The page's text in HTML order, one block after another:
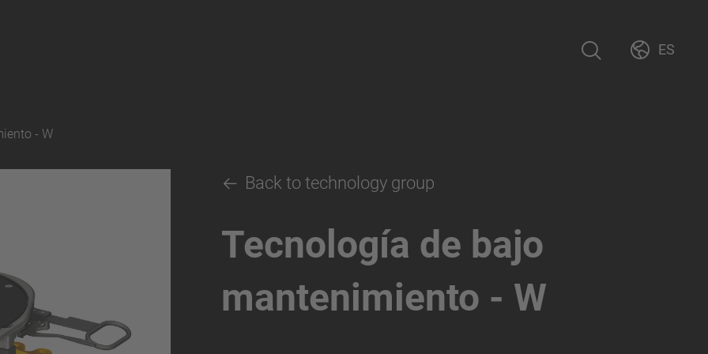
ES
- W
Back to technology group
Tecnología de bajo
mantenimiento - W